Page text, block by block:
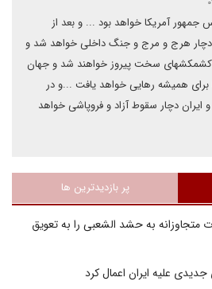
جمهور آمریکا خواهد بود ... و بعد از
دچار هرج و مرج و جنگ داخلی خواهد شد و
سخت پیروز خواهند شد و جهان
برای همیشه رهایی خواهد یافت ...و در
ایران دچار سقوط آزاد و فروپاشی خواهد
پر بازدیدترین ها
متجاوزانه به حشد الشعبی را به تعویق
علیه ایران اعمال کرد